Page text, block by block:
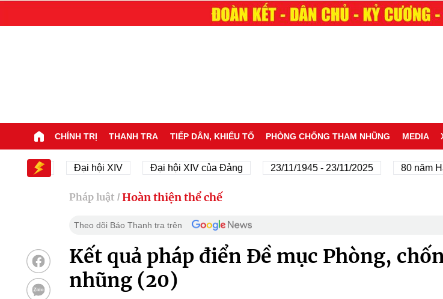
CHÍNH TRỊ THANH TRA TIẾP DÂN, KHIẾU TỐ PHÒNG CHỐNG THAM NHŨNG MEDIA
Đại hội XIV Đại hội XIV của Đảng 23/11/1945 - 23/11/2025 80 năm
Pháp luật / Hoàn thiện thể chế
Theo dõi Báo Thanh tra trên
Kết quả pháp điển Đề mục Phòng,
nhũng (20)